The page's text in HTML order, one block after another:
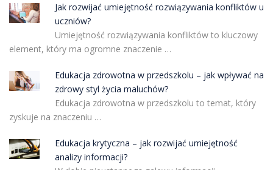
Jak rozwijać umiejętność rozwiązywania konfliktów u
uczniów?
Umiejętność rozwiązywania konfliktów to kluczowy
element, który ma ogromne znaczenie …
Edukacja zdrowotna w przedszkolu – jak wpływać na
zdrowy styl życia maluchów?
Edukacja zdrowotna w przedszkolu to temat, który
zyskuje na znaczeniu …
Edukacja krytyczna – jak rozwijać umiejętność
analizy informacji?